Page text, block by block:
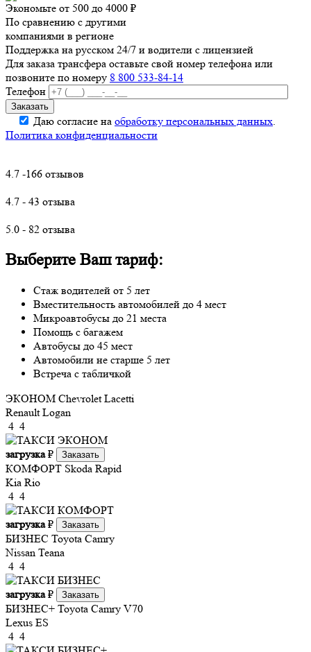
Экономьте от 500 до 4000 ₽
По сравнению с другими
компаниями в регионе
Поддержка на русском 24/7 и водители с лицензией
Для заказа трансфера оставьте свой номер телефона или
позвоните по номеру 8 800 533-84-14
Телефон
Даю согласие на обработку персональных данных.
Политика конфиденциальности
4.7 -166 отзывов
4.7 - 43 отзыва
5.0 - 82 отзыва
Выберите Ваш тариф:
Стаж водителей от 5 лет
Вместительность автомобилей до 4 мест
Микроавтобусы до 21 места
Помощь с багажем
Автобусы до 45 мест
Автомобили не старше 5 лет
Встреча с табличкой
ЭКОНОМ Chevrolet Lacetti
Renault Logan
4 4
загрузка₽ Заказать
КОМФОРТ Skoda Rapid
Kia Rio
4 4
загрузка₽ Заказать
БИЗНЕС Toyota Camry
Nissan Teana
4 4
загрузка₽ Заказать
БИЗНЕС+ Toyota Camry V70
Lexus ES
4 4